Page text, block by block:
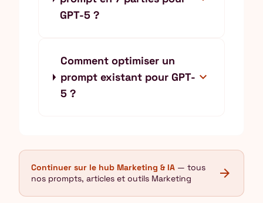
GPT-5 ?
Comment optimiser un
prompt existant pour GPT-
5 ?
expand_more
Continuer sur le hub Marketing & IA — tous
nos prompts, articles et outils Marketing
arrow_forward